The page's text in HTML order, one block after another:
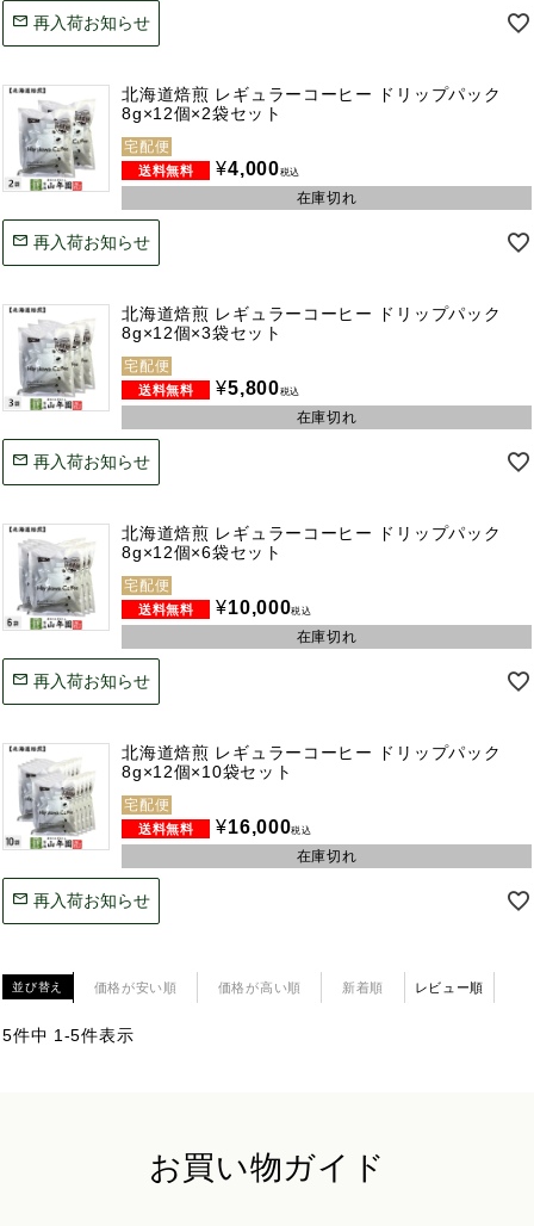
再入荷お知らせ
北海道焙煎 レギュラーコーヒー ドリップパック
8g×12個×2袋セット
宅配便
¥4,000税込
在庫切れ
再入荷お知らせ
北海道焙煎 レギュラーコーヒー ドリップパック
8g×12個×3袋セット
宅配便
¥5,800税込
在庫切れ
再入荷お知らせ
北海道焙煎 レギュラーコーヒー ドリップパック
8g×12個×6袋セット
宅配便
¥10,000税込
在庫切れ
再入荷お知らせ
北海道焙煎 レギュラーコーヒー ドリップパック
8g×12個×10袋セット
宅配便
¥16,000税込
在庫切れ
再入荷お知らせ
並び替え 価格が安い順 価格が高い順 新着順 レビュー順
5件中 1 -5件表示
お買い物ガイド